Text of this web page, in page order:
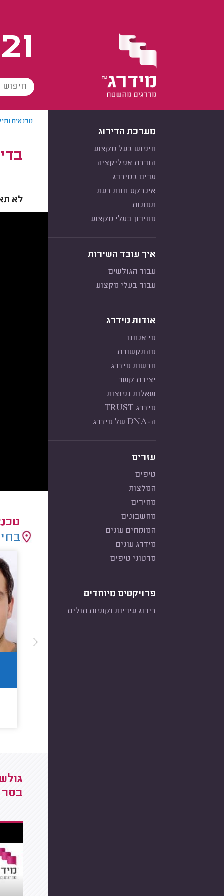
מערכת הדירוג
חיפוש בעל מקצוע
הורדת אפליקציה
ערים במידרג
אינדקס חוות דעת
תמונות
מחירון בעלי מקצוע
איך עובד השירות
עבור הגולשים
עבור בעלי מקצוע
אודות מידרג
מי אנחנו
מהתקשורת
חדשות מידרג
יצירת קשר
שאלות נפוצות
מידרג TRUST
ה-DNA של מידרג
עזרים
טיפים
המלצות
מחירים
מחשבונים
המומחים עונים
מידרג עונים
סרטוני טיפים
פרויקטים מיוחדים
דירוג עיריות וקופות חולים
טכנאים
לא